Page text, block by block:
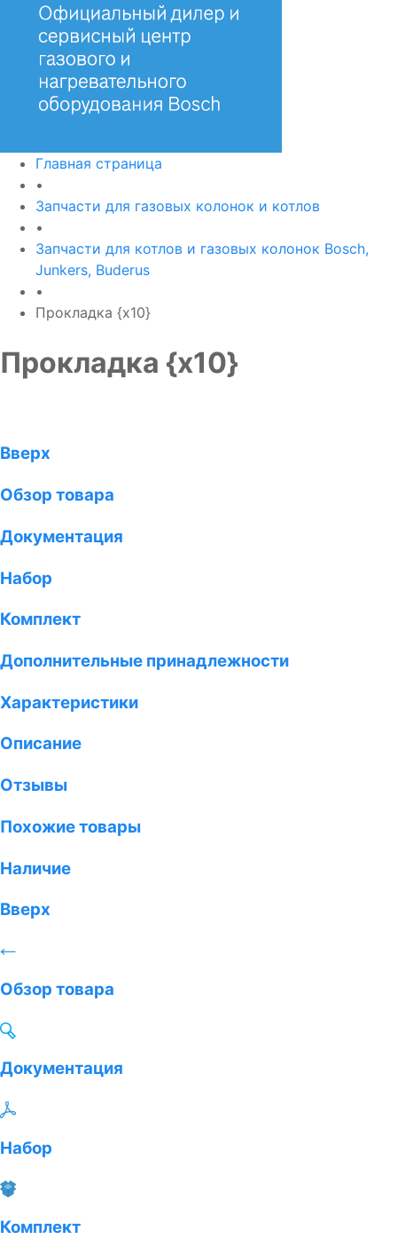
Главная страница
•
Запчасти для газовых колонок и котлов
•
Запчасти для котлов и газовых колонок Bosch,
Junkers, Buderus
•
Прокладка {x10}
Прокладка {x10}
Вверх
Обзор товара
Документация
Набор
Комплект
Дополнительные принадлежности
Характеристики
Описание
Отзывы
Похожие товары
Наличие
Вверх
Обзор товара
Документация
Набор
Комплект